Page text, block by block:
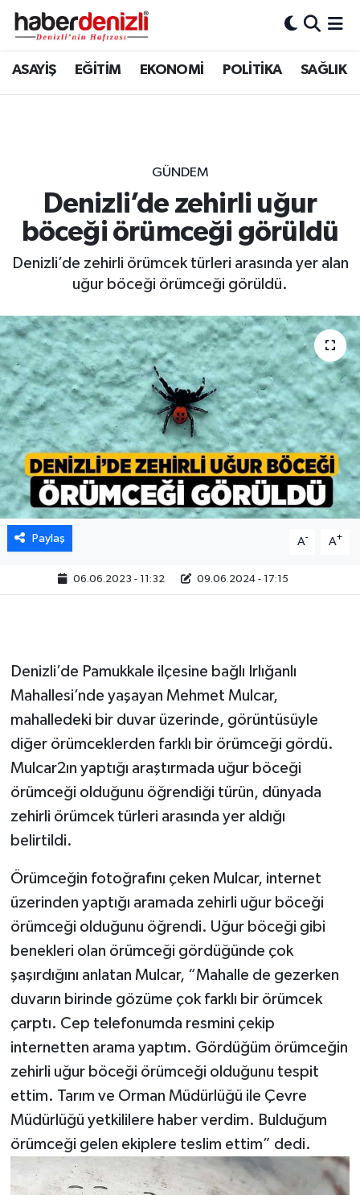
ASAYİŞ EĞİTİM EKONOMİ POLİTİKA SAĞLIK
GÜNDEM
Denizli’de zehirli uğur
böceği örümceği görüldü
Denizli’de zehirli örümcek türleri arasında yer alan
uğur böceği örümceği görüldü.
Paylaş A- A+
06.06.2023 - 11:32 09.06.2024 - 17:15
Denizli’de Pamukkale ilçesine bağlı Irlığanlı
Mahallesi’nde yaşayan Mehmet Mulcar,
mahalledeki bir duvar üzerinde, görüntüsüyle
diğer örümceklerden farklı bir örümceği gördü.
Mulcar2ın yaptığı araştırmada uğur böceği
örümceği olduğunu öğrendiği türün, dünyada
zehirli örümcek türleri arasında yer aldığı
belirtildi.
Örümceğin fotoğrafını çeken Mulcar, internet
üzerinden yaptığı aramada zehirli uğur böceği
örümceği olduğunu öğrendi. Uğur böceği gibi
benekleri olan örümceği gördüğünde çok
şaşırdığını anlatan Mulcar, “Mahalle de gezerken
duvarın birinde gözüme çok farklı bir örümcek
çarptı. Cep telefonumda resmini çekip
internetten arama yaptım. Gördüğüm örümceğin
zehirli uğur böceği örümceği olduğunu tespit
ettim. Tarım ve Orman Müdürlüğü ile Çevre
Müdürlüğü yetkililere haber verdim. Bulduğum
örümceği gelen ekiplere teslim ettim” dedi.
Denizli Nöbetçi Eczaneler
Tüm Manşetler
Son Dakika Haberleri